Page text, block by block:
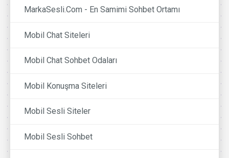
MarkaSesli.Com - En Samimi Sohbet Ortamı
Mobil Chat Siteleri
Mobil Chat Sohbet Odaları
Mobil Konuşma Siteleri
Mobil Sesli Siteler
Mobil Sesli Sohbet